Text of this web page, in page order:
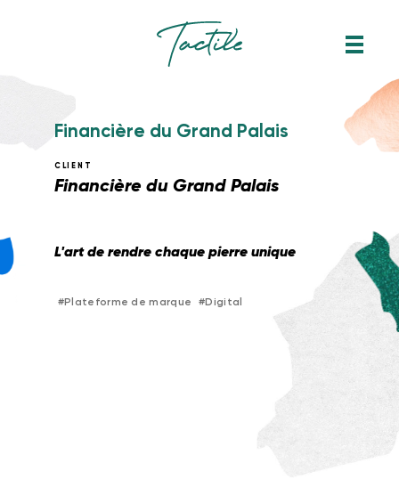
Financière du Grand Pa ais
CLIENT
Financière du Grand Palais
L'art de rendre chaque pierre unique
#Plateforme de marque #Digital